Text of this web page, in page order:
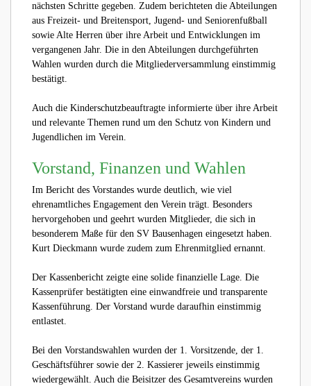
nächsten Schritte gegeben. Zudem berichteten die Abteilungen
aus Freizeit- und Breitensport, Jugend- und Seniorenfußball
sowie Alte Herren über ihre Arbeit und Entwicklungen im
vergangenen Jahr. Die in den Abteilungen durchgeführten
Wahlen wurden durch die Mitgliederversammlung einstimmig
bestätigt.
Auch die Kinderschutzbeauftragte informierte über ihre Arbeit
und relevante Themen rund um den Schutz von Kindern und
Jugendlichen im Verein.
Vorstand, Finanzen und Wahlen
Im Bericht des Vorstandes wurde deutlich, wie viel
ehrenamtliches Engagement den Verein trägt. Besonders
hervorgehoben und geehrt wurden Mitglieder, die sich in
besonderem Maße für den SV Bausenhagen eingesetzt haben.
Kurt Dieckmann wurde zudem zum Ehrenmitglied ernannt.
Der Kassenbericht zeigte eine solide finanzielle Lage. Die
Kassenprüfer bestätigten eine einwandfreie und transparente
Kassenführung. Der Vorstand wurde daraufhin einstimmig
entlastet.
Bei den Vorstandswahlen wurden der 1. Vorsitzende, der 1.
Geschäftsführer sowie der 2. Kassierer jeweils einstimmig
wiedergewählt. Auch die Beisitzer des Gesamtvereins wurden